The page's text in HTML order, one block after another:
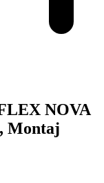
NOVA
Montaj